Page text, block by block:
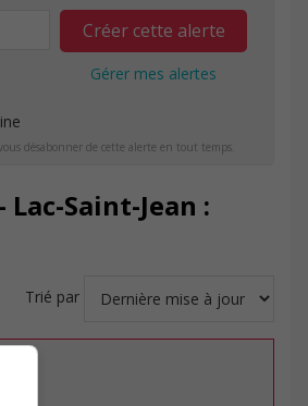
Créer cette alerte
Gérer mes alertes
désabonner de cette alerte en tout temps.
Saint-Jean :
Trié par